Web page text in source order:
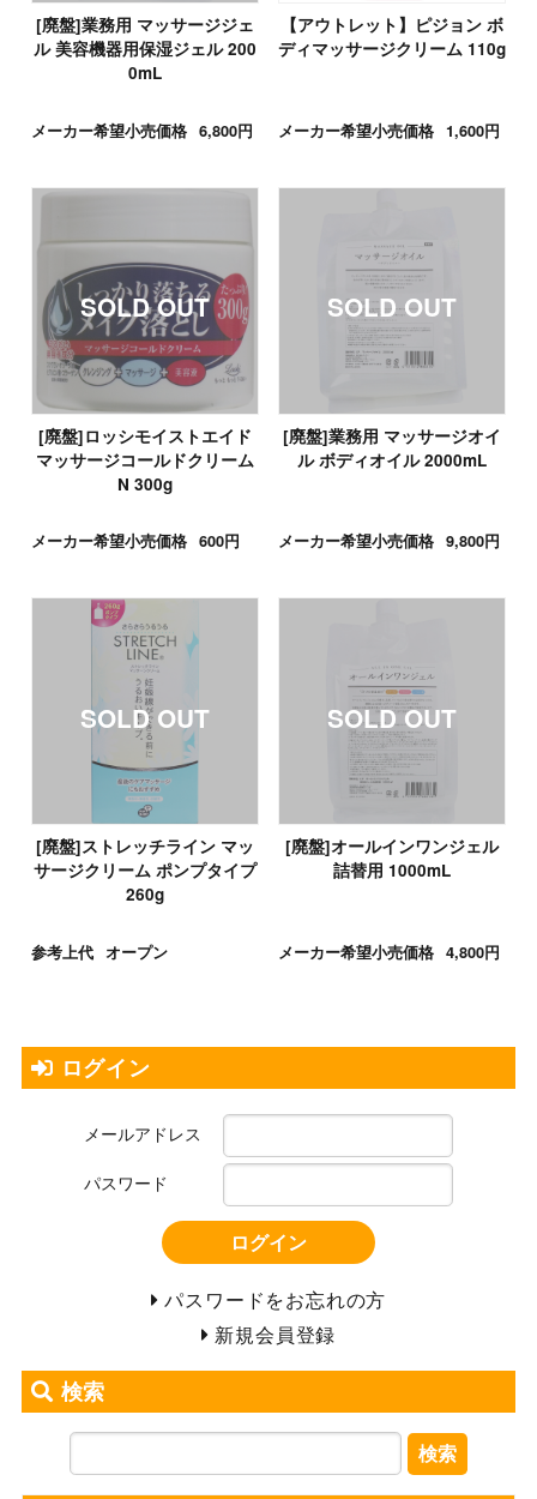
[廃盤]業務用 マッサージジェ
ル 美容機器用保湿ジェル 200
0mL
メーカー希望小売価格 6,800円
【アウトレット】ピジョン ボ
ディマッサージクリーム 110g
メーカー希望小売価格 1,600円
[廃盤]ロッシモイストエイド
マッサージコールドクリーム
N 300g
メーカー希望小売価格 600円
[廃盤]業務用 マッサージオイ
ル ボディオイル 2000mL
メーカー希望小売価格 9,800円
[廃盤]ストレッチライン マッ
サージクリーム ポンプタイプ
260g
参考上代 オープン
[廃盤]オールインワンジェル
詰替用 1000mL
メーカー希望小売価格 4,800円
ログイン
メールアドレス
パスワード
ログイン
パスワードをお忘れの方
新規会員登録
検索
検索